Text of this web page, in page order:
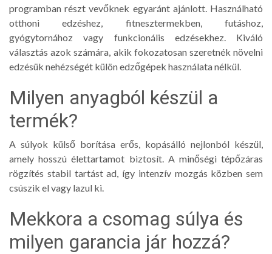
programban részt vevőknek egyaránt ajánlott. Használható
otthoni edzéshez, fitnesztermekben, futáshoz,
gyógytornához vagy funkcionális edzésekhez. Kiváló
választás azok számára, akik fokozatosan szeretnék növelni
edzésük nehézségét külön edzőgépek használata nélkül.
Milyen anyagból készül a
termék?
A súlyok külső borítása erős, kopásálló nejlonból készül,
amely hosszú élettartamot biztosít. A minőségi tépőzáras
rögzítés stabil tartást ad, így intenzív mozgás közben sem
csúszik el vagy lazul ki.
Mekkora a csomag súlya és
milyen garancia jár hozzá?